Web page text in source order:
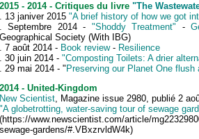
2015 - 2014 - Critiques du livre "The
. 13 janiver 2015 "A brief history of how we got
. Septembre 2014 - "Shoddy Treatment" -
Geographical Society (With IBG)
. 7 août 2014 - Book review- Resilience
. 30 juin 2014 - "Composting Toilets: A drier
. 29 mai 2014 - " Preserving our Planet One flush
2014 - United-Kingdom
New Scientist, Magazine issue 2980, publié 2
"A globetrotting, water-saving tour of sewage
(https://www.newscientist.com/article/
sewage-gardens/#.VBxzrvldW4k)